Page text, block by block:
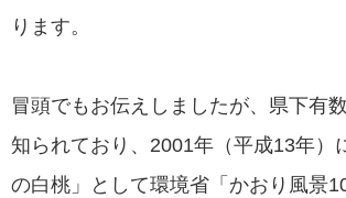
ります。
冒頭でもお伝えしましたが、県下有
知られており、2001年（平成13年）
の白桃」として環境省「かおり風景